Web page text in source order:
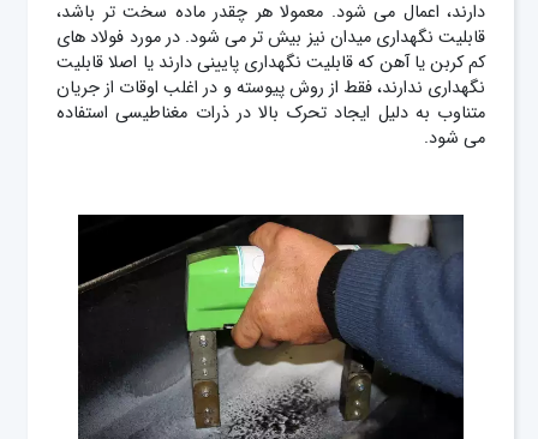
دارند، اعمال می شود. معمولا هر چقدر ماده سخت تر باشد،
قابلیت نگهداری میدان نیز بیش تر می شود. در مورد فولاد های
کم کربن یا آهن که قابلیت نگهداری پایینی دارند یا اصلا قابلیت
نگهداری ندارند، فقط از روش پیوسته و در اغلب اوقات از جریان
متناوب به دلیل ایجاد تحرک بالا در ذرات مغناطیسی استفاده
می شود.